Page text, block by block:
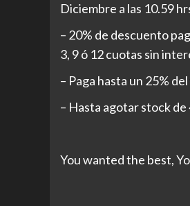
Diciembre a las 10.59
– 20% de descuento
3, 9 ó 12 cuotas sin
– Paga hasta un 25%
– Hasta agotar stock de
You wanted the best,